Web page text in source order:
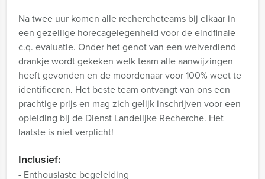
Na twee uur komen alle rechercheteams bij elkaar in
een gezellige horecagelegenheid voor de eindfinale
c.q. evaluatie. Onder het genot van een welverdiend
drankje wordt gekeken welk team alle aanwijzingen
heeft gevonden en de moordenaar voor 100% weet te
identificeren. Het beste team ontvangt van ons een
prachtige prijs en mag zich gelijk inschrijven voor een
opleiding bij de Dienst Landelijke Recherche. Het
laatste is niet verplicht!
Inclusief:
- Enthousiaste begeleiding